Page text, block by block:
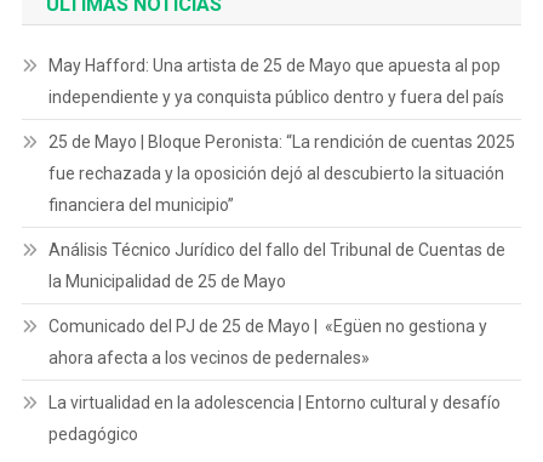
May Hafford: Una artista de 25 de Mayo que apuesta al pop
independiente y ya conquista público dentro y fuera del país
25 de Mayo | Bloque Peronista: “La rendición de cuentas 2025
fue rechazada y la oposición dejó al descubierto la situación
financiera del municipio”
Análisis Técnico Jurídico del fallo del Tribunal de Cuentas de
la Municipalidad de 25 de Mayo
Comunicado del PJ de 25 de Mayo | «Egüen no gestiona y
ahora afecta a los vecinos de pedernales»
La virtualidad en la adolescencia | Entorno cultural y desafío
pedagógico